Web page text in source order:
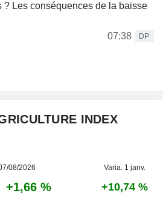
? Les conséquences de la baisse
07:38
DP
INDEX
08/2026 Varia. 1 janv.
+1,66 % +10,74 %